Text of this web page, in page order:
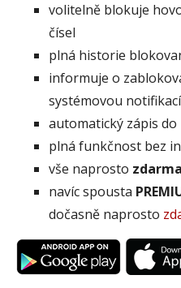
volitelně blokuje
čísel
plná historie
informuje o
systémovou notifikací
automatický zápis
plná funkčnost bez
vše naprosto
navíc spousta
dočasně naprosto